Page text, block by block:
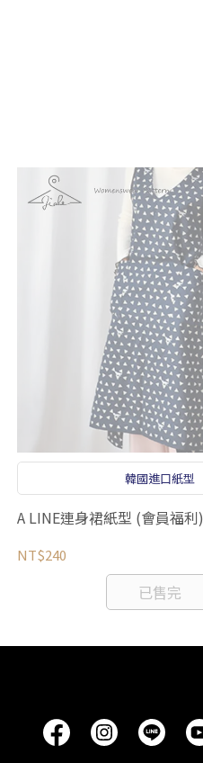
韓國進口紙型
A LINE連身裙紙型 (會員福利)
NT$240
已售完